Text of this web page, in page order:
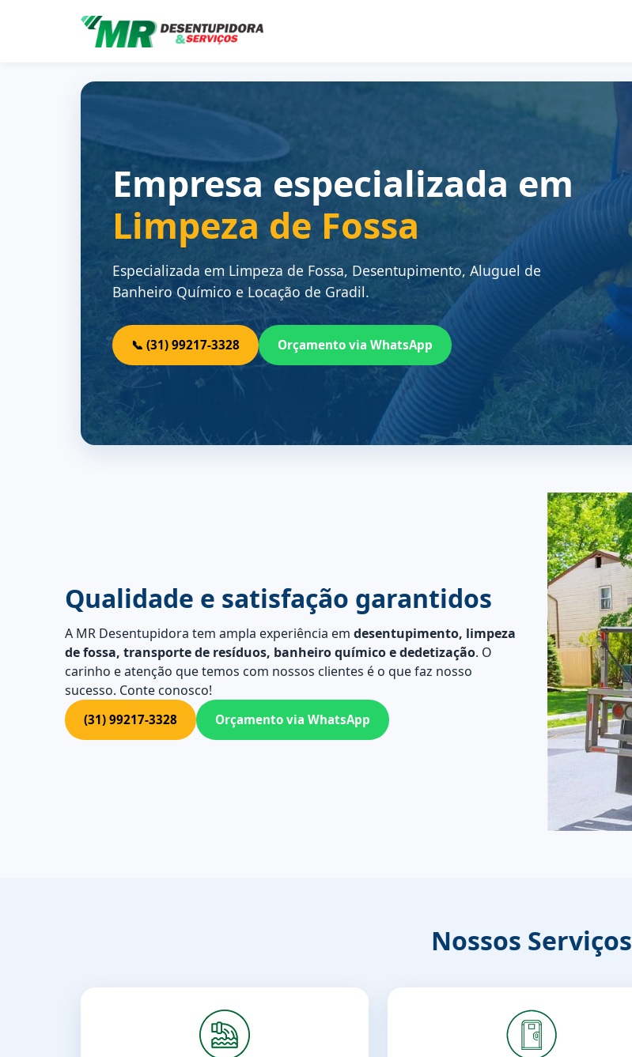
Empresa especializada em
Limpeza de Fossa
Especializada em Limpeza de Fossa, Desentupimento, Aluguel de
Banheiro Químico e Locação de Gradil.
📞 (31) 99217-3328 Orçamento via WhatsApp
Qualidade e satisfação garantidos
A MR Desentupidora tem ampla experiência em desentupimento, limpeza
de fossa, transporte de resíduos, banheiro químico e dedetização. O
carinho e atenção que temos com nossos clientes é o que faz nosso
sucesso. Conte conosco!
(31) 99217-3328 Orçamento via WhatsApp
Nossos Serviços